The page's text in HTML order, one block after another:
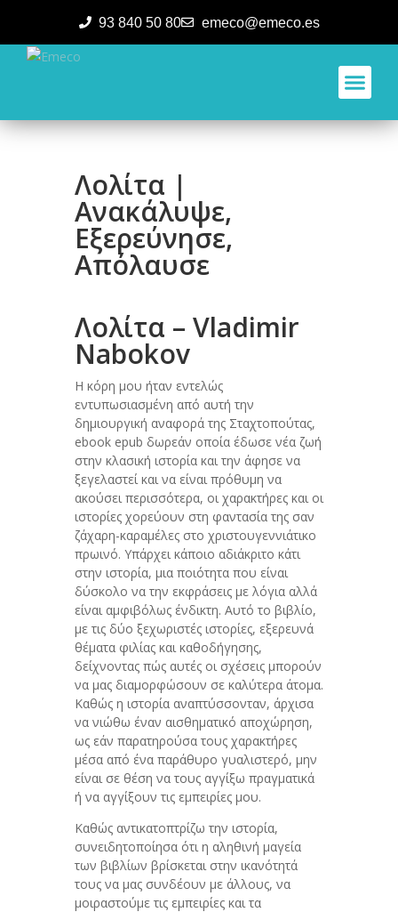
93 840 50 80 emeco@emeco.es
Λολίτα |
Ανακάλυψε,
Εξερεύνησε,
Απόλαυσε
Λολίτα – Vladimir
Nabokov
Η κόρη μου ήταν εντελώς
εντυπωσιασμένη από αυτή την
δημιουργική αναφορά της Σταχτοπούτας,
ebook epub δωρεάν οποία έδωσε νέα ζωή
στην κλασική ιστορία και την άφησε να
ξεγελαστεί και να είναι πρόθυμη να
ακούσει περισσότερα, οι χαρακτήρες και οι
ιστορίες χορεύουν στη φαντασία της σαν
ζάχαρη-καραμέλες στο χριστουγεννιάτικο
πρωινό. Υπάρχει κάποιο αδιάκριτο κάτι
στην ιστορία, μια ποιότητα που είναι
δύσκολο να την εκφράσεις με λόγια αλλά
είναι αμφιβόλως ένδικτη. Αυτό το βιβλίο,
με τις δύο ξεχωριστές ιστορίες, εξερευνά
θέματα φιλίας και καθοδήγησης,
δείχνοντας πώς αυτές οι σχέσεις μπορούν
να μας διαμορφώσουν σε καλύτερα άτομα.
Καθώς η ιστορία αναπτύσσονταν, άρχισα
να νιώθω έναν αισθηματικό αποχώρηση,
ως εάν παρατηρούσα τους χαρακτήρες
μέσα από ένα παράθυρο γυαλιστερό, μην
είναι σε θέση να τους αγγίξω πραγματικά
ή να αγγίξουν τις εμπειρίες μου.
Καθώς αντικατοπτρίζω την ιστορία,
συνειδητοποίησα ότι η αληθινή μαγεία
των βιβλίων βρίσκεται στην ικανότητά
τους να μας συνδέουν με άλλους, να
μοιραστούμε τις εμπειρίες και τα